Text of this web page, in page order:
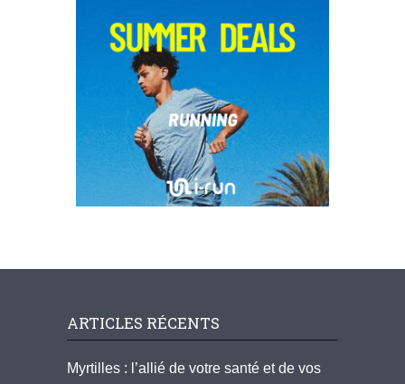
ARTICLES RÉCENTS
Myrtilles : l’allié de votre santé et de vos